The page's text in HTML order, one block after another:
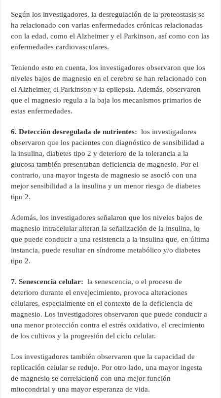
Según los investigadores, la desregulación de la proteostasis se
ha relacionado con varias enfermedades crónicas relacionadas
con la edad, como el Alzheimer y el Parkinson, así como con las
enfermedades cardiovasculares.
Teniendo esto en cuenta, los investigadores observaron que los
niveles bajos de magnesio en el cerebro se han relacionado con
el Alzheimer, el Parkinson y la epilepsia. Además, observaron
que el magnesio regula a la baja los mecanismos primarios de
estas enfermedades.
6. Detección desregulada de nutrientes: los investigadores
observaron que los pacientes con diagnóstico de sensibilidad a
la insulina, diabetes tipo 2 y deterioro de la tolerancia a la
glucosa también presentaban deficiencia de magnesio. Por el
contrario, una mayor ingesta de magnesio se asoció con una
mejor sensibilidad a la insulina y un menor riesgo de diabetes
tipo 2.
Además, los investigadores señalaron que los niveles bajos de
magnesio intracelular alteran la señalización de la insulina, lo
que puede conducir a una resistencia a la insulina que, en última
instancia, puede resultar en síndrome metabólico y/o diabetes
tipo 2.
7. Senescencia celular: la senescencia, o el proceso de
deterioro durante el envejecimiento, provoca alteraciones
celulares, especialmente en el contexto de la deficiencia de
magnesio. Los investigadores observaron que puede conducir a
una menor protección contra el estrés oxidativo, el crecimiento
de los cultivos y la progresión del ciclo celular.
Los investigadores también observaron que la capacidad de
replicación celular se redujo. Por otro lado, una mayor ingesta
de magnesio se correlacionó con una mejor función
mitocondrial y una mayor esperanza de vida.